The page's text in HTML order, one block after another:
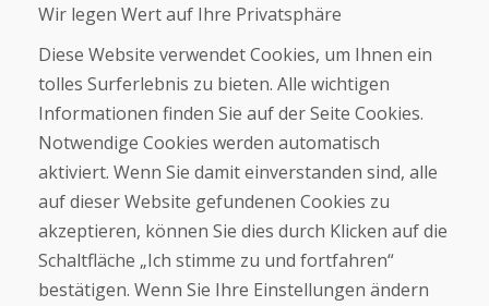
Geschäft
Kaufen
E-Shop
Impressum
Geschäftsbedingungen
Zahlung
Beschwerde
Rückgabe und Umtausch von Waren
Cookies
Wir legen Wert auf Ihre Privatsphäre
Diese Website verwendet Cookies, um Ihnen ein
tolles Surferlebnis zu bieten. Alle wichtigen
Informationen finden Sie auf der Seite Cookies.
Notwendige Cookies werden automatisch
aktiviert. Wenn Sie damit einverstanden sind, alle
auf dieser Website gefundenen Cookies zu
akzeptieren, können Sie dies durch Klicken auf die
Schaltfläche „Ich stimme zu und fortfahren“
bestätigen. Wenn Sie Ihre Einstellungen ändern